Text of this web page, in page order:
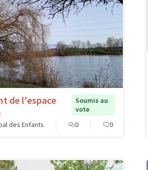
de l'espace
Soumis au
vote
des Enfants
0 0